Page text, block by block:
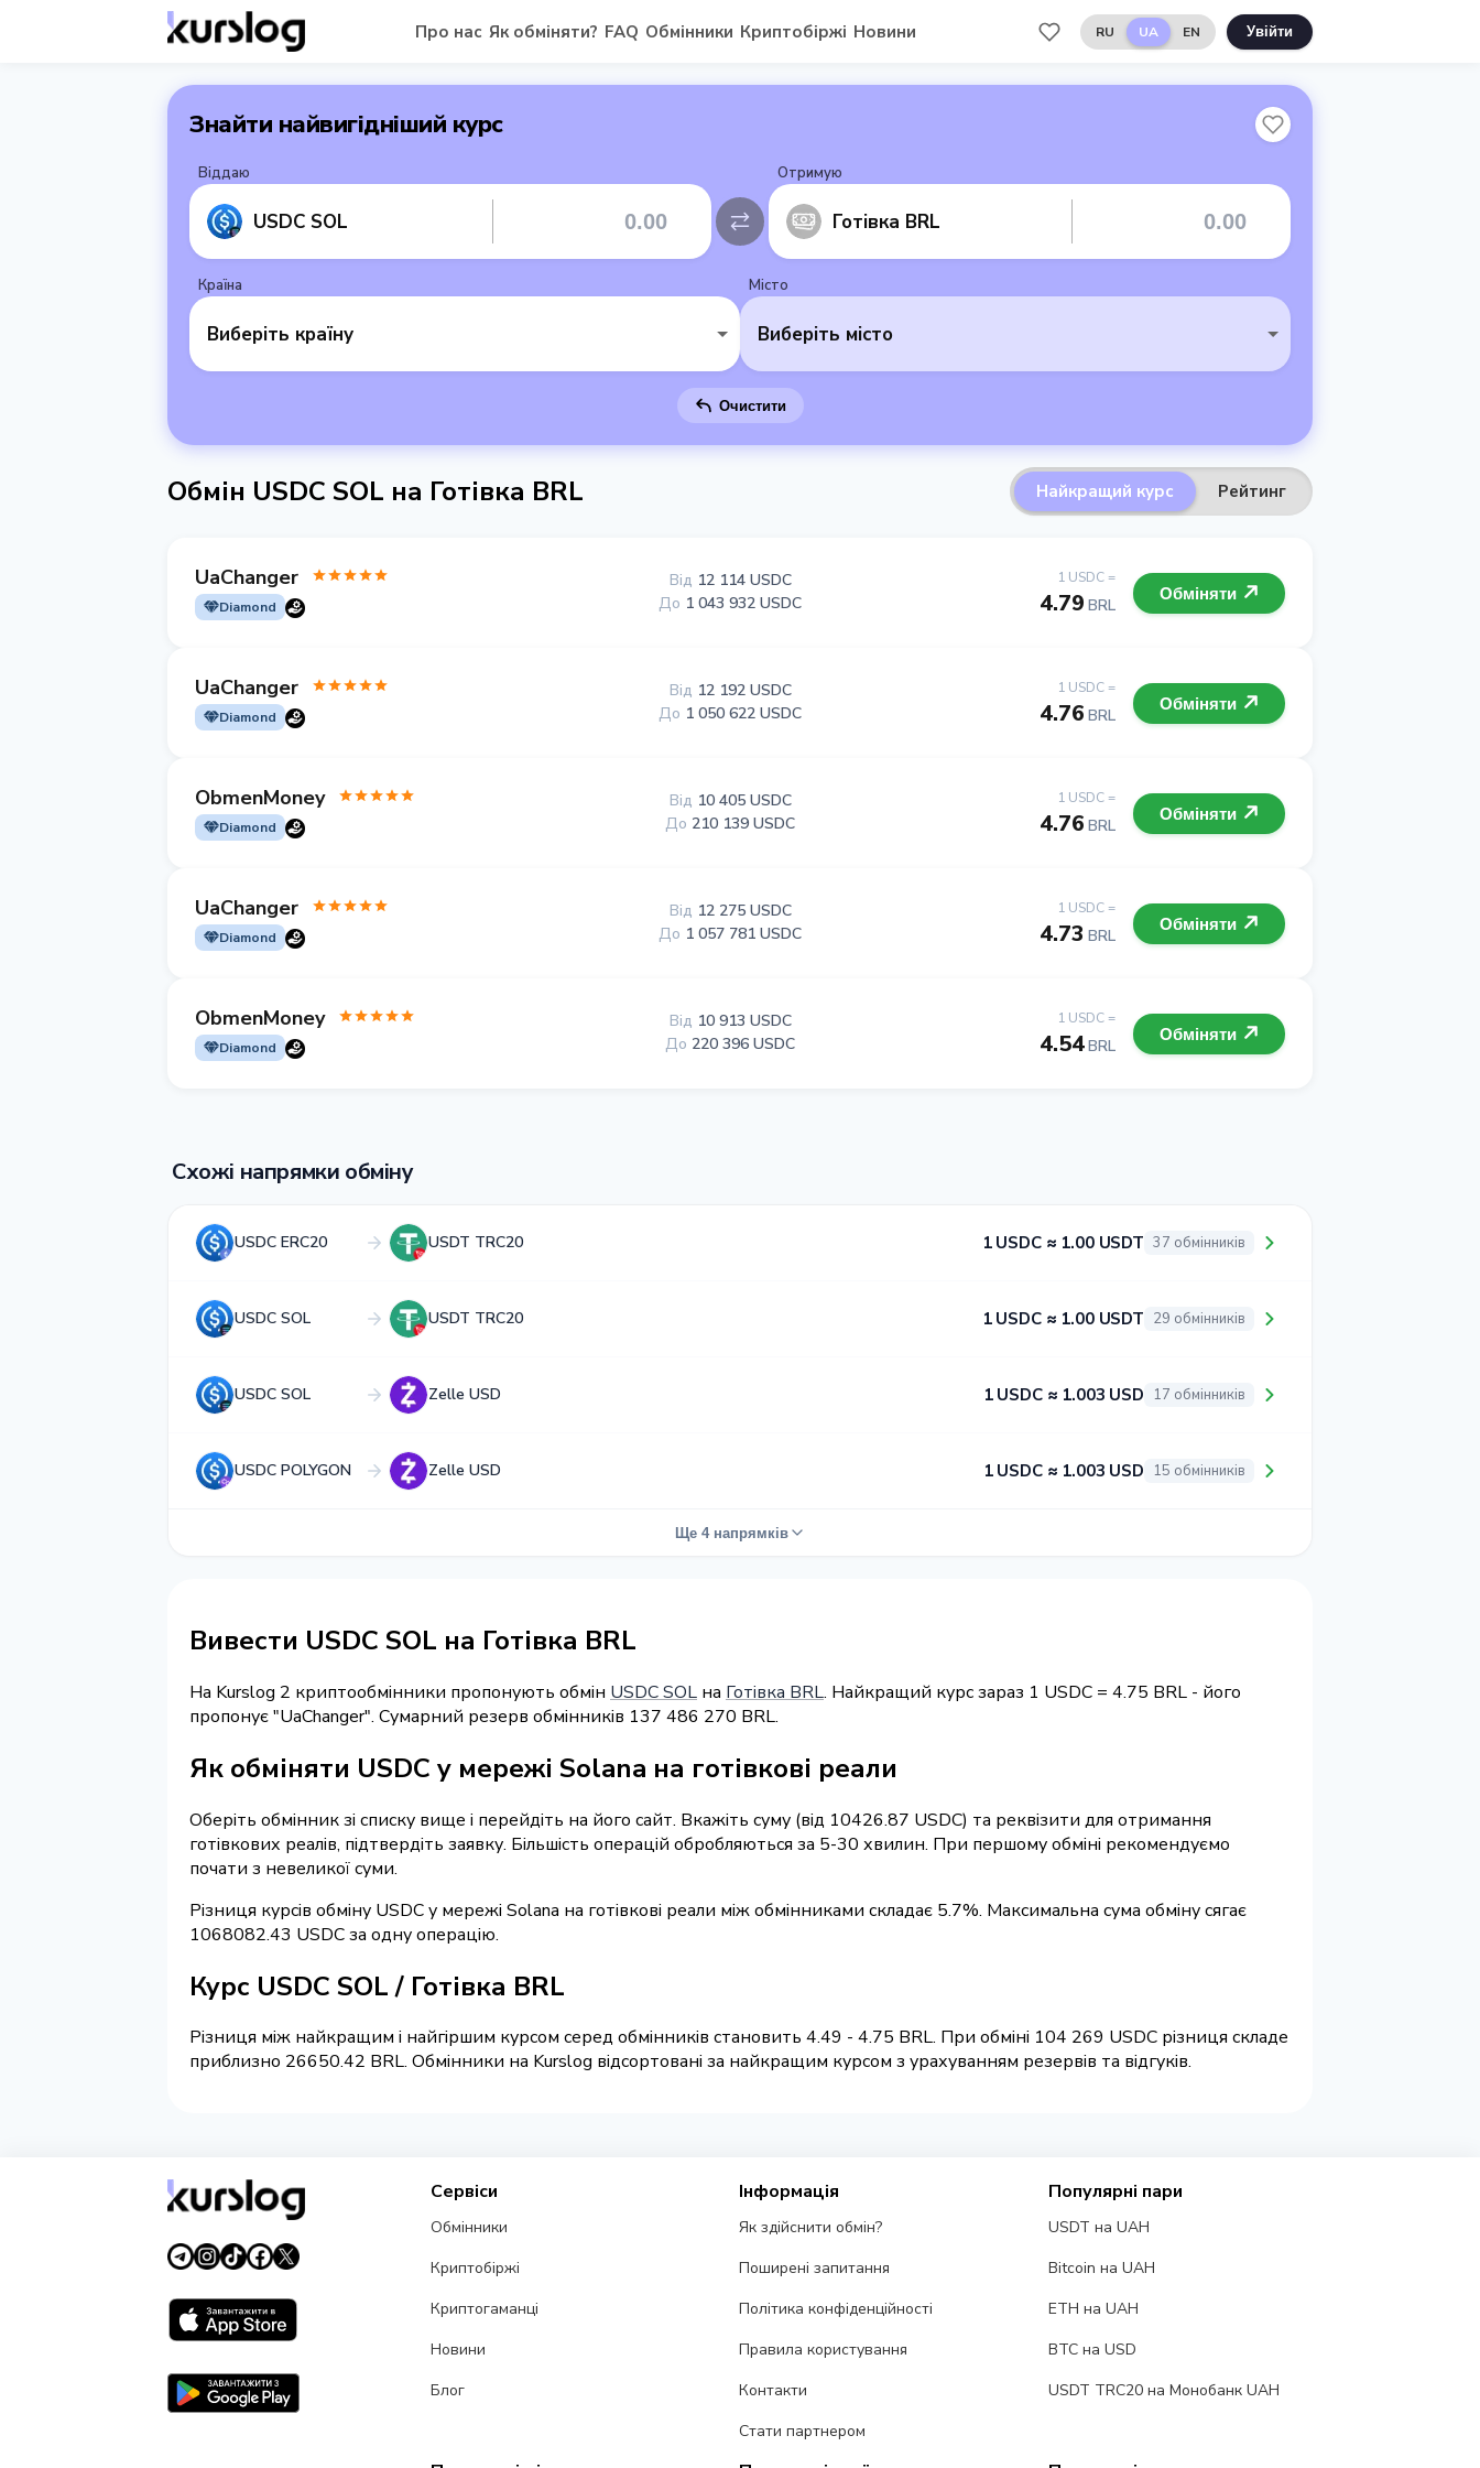
Про нас Як обміняти? FAQ Обмінники Криптобіржі Новини RU UA EN Увійти
Знайти найвигідніший курс
Віддаю
USDC SOL
Отримую
Готівка BRL
Країна
Виберіть країну
Місто
Виберіть місто
Очистити
Обмін USDC SOL на Готівка BRL Найкращий курс Рейтинг
UaChanger
Diamond
1 USDC =
4.79 BRL
Від 12 114 USDC
До 1 043 932 USDC Обміняти
UaChanger
Diamond
1 USDC =
4.76 BRL
Від 12 192 USDC
До 1 050 622 USDC Обміняти
ObmenMoney
Diamond
1 USDC =
4.76 BRL
Від 10 405 USDC
До 210 139 USDC Обміняти
UaChanger
Diamond
1 USDC =
4.73 BRL
Від 12 275 USDC
До 1 057 781 USDC Обміняти
ObmenMoney
Diamond
1 USDC =
4.54BRL
Від 10 913 USDC
До 220 396 USDC Обміняти
Схожі напрямки обміну
USDC ERC20 USDT TRC20 1 USDC ≈ 1.00 USDT 37 обмінників
USDC SOL USDT TRC20 1 USDC ≈ 1.00 USDT 29 обмінників
USDC SOL Zelle USD 1 USDC ≈ 1.003 USD 17 обмінників
USDC POLYGON Zelle USD 1 USDC ≈ 1.003 USD 15 обмінників
Ще 4 напрямків
Вивести USDC SOL на Готівка BRL
На Kurslog 2 криптообмінники пропонують обмін USDC SOL на Готівка BRL. Найкращий курс зараз 1 USDC = 4.75 BRL - його
пропонує "UaChanger". Сумарний резерв обмінників 137 486 270 BRL.
Як обміняти USDC у мережі Solana на готівкові реали
Оберіть обмінник зі списку вище і перейдіть на його сайт. Вкажіть суму (від 10426.87 USDC) та реквізити для отримання
готівкових реалів, підтвердіть заявку. Більшість операцій обробляються за 5-30 хвилин. При першому обміні рекомендуємо
почати з невеликої суми.
Різниця курсів обміну USDC у мережі Solana на готівкові реали між обмінниками складає 5.7%. Максимальна сума обміну сягає
1068082.43 USDC за одну операцію.
Курс USDC SOL / Готівка BRL
Різниця між найкращим і найгіршим курсом серед обмінників становить 4.49 - 4.75 BRL. При обміні 104 269 USDC різниця складе
приблизно 26650.42 BRL. Обмінники на Kurslog відсортовані за найкращим курсом з урахуванням резервів та відгуків.
Сервіси
Обмінники
Криптобіржі
Криптогаманці
Новини
Блог
Інформація
Як здійснити обмін?
Поширені запитання
Політика конфіденційності
Правила користування
Контакти
Стати партнером
Популярні пари
USDT на UAH
Bitcoin на UAH
ETH на UAH
BTC на USD
USDT TRC20 на Монобанк UAH